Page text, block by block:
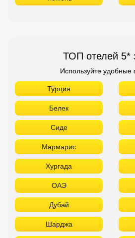
Хургада
ОАЭ
Дубай
Шарджа
Таиланд
Самуй
Као Лак
Вьетнам
Фантьет